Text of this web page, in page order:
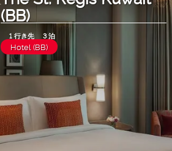
(BB)
1 行き先 3 泊
Hotel (BB)